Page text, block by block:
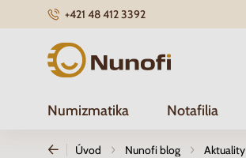
+421 48 412 3392
Nunofi.sk
Numizmatika Notafilia
Úvod Nunofi blog Aktuality